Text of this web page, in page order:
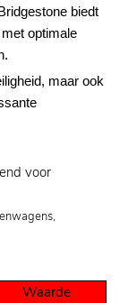
biedt
optimale
maar ook
voor
Waarde